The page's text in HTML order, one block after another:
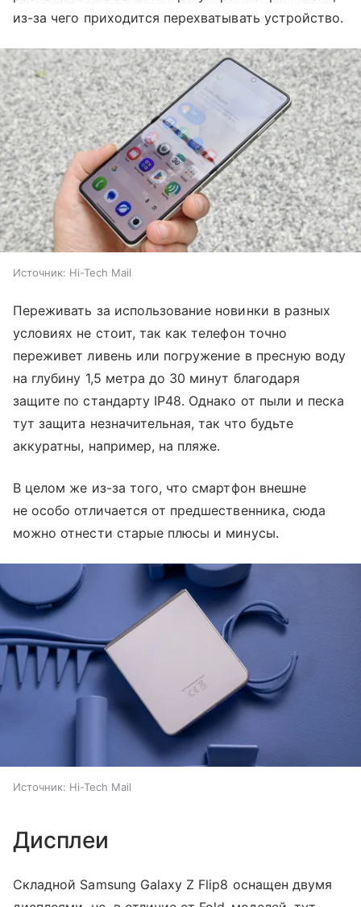
из-за чего приходится перехватывать устройство.
Источник: Hi-Tech Mail
Переживать за использование новинки в разных
условиях не стоит, так как телефон точно
переживет ливень или погружение в пресную воду
на глубину 1,5 метра до 30 минут благодаря
защите по стандарту IP48. Однако от пыли и песка
тут защита незначительная, так что будьте
аккуратны, например, на пляже.
В целом же из-за того, что смартфон внешне
не особо отличается от предшественника, сюда
можно отнести старые плюсы и минусы.
Источник: Hi-Tech Mail
Дисплеи
Складной Samsung Galaxy Z Flip8 оснащен двумя